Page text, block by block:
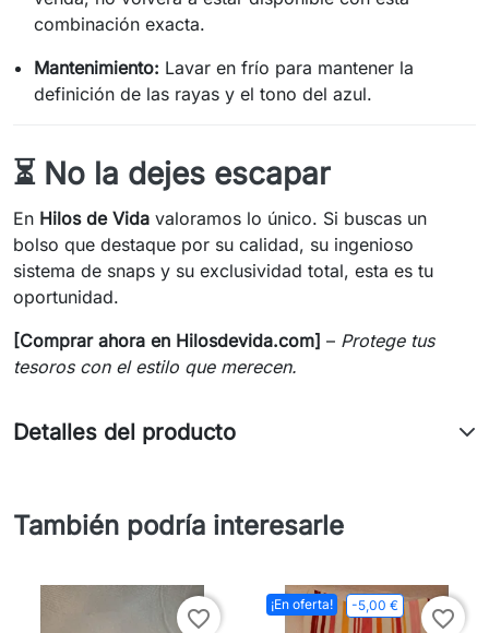
combinación exacta.
Mantenimiento: Lavar en frío para mantener la
definición de las rayas y el tono del azul.
⏳ No la dejes escapar
En Hilos de Vida valoramos lo único. Si buscas un
bolso que destaque por su calidad, su ingenioso
sistema de snaps y su exclusividad total, esta es tu
oportunidad.
[Comprar ahora en Hilosdevida.com] – Protege tus
tesoros con el estilo que merecen.
Detalles del producto
También podría interesarle
favorite_border
¡En oferta! -5,00 €
favorite_border